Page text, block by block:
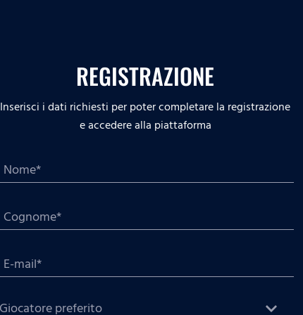
REGISTRAZIONE
Inserisci i dati richiesti per poter completare la registrazione
e accedere alla piattaforma